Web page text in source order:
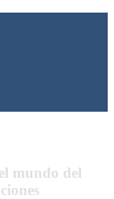
mundo del